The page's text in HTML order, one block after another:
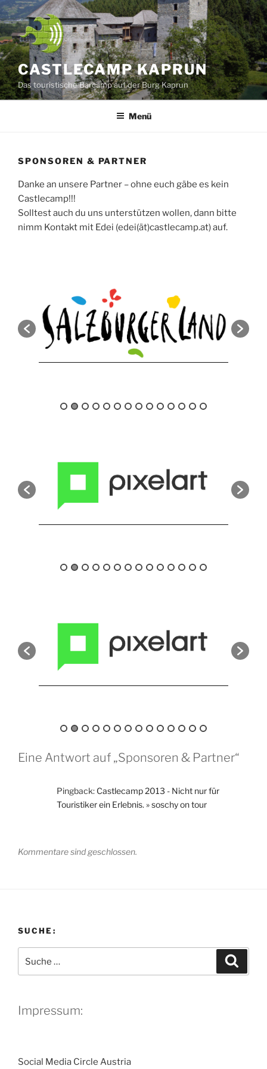
Zum
Inhalt
springen
CASTLECAMP KAPRUN
Das touristische Barcamp auf der Burg Kaprun
Menü
SPONSOREN & PARTNER
Danke an unsere Partner – ohne euch gäbe es kein
Castlecamp!!!
Solltest auch du uns unterstützen wollen, dann bitte
nimm Kontakt mit Edei (edei(ät)castlecamp.at) auf.
Eine Antwort auf „Sponsoren & Partner“
Pingback: Castlecamp 2013 - Nicht nur für
Touristiker ein Erlebnis. » soschy on tour
Kommentare sind geschlossen.
SUCHE:
nach:
Impressum:
Social Media Circle Austria